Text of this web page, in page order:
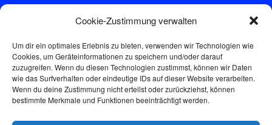
Cookie-Zustimmung verwalten
Um dir ein optimales Erlebnis zu bieten, verwenden wir Technologien wie
Cookies, um Geräteinformationen zu speichern und/oder darauf
zuzugreifen. Wenn du diesen Technologien zustimmst, können wir Daten
wie das Surfverhalten oder eindeutige IDs auf dieser Website verarbeiten.
Wenn du deine Zustimmung nicht erteilst oder zurückziehst, können
bestimmte Merkmale und Funktionen beeinträchtigt werden.
Sprechstunde